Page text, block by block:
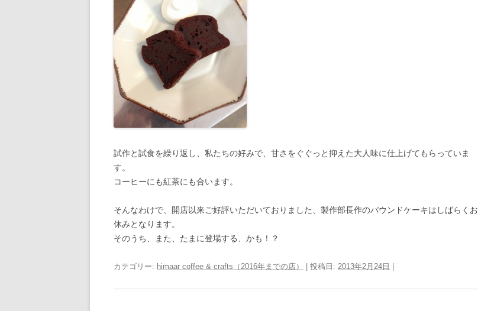
試作と試食を繰り返し、私たちの好みで、甘さをぐぐっと抑えた大人味に仕上げてもらっていま
す。
コーヒーにも紅茶にも合います。
そんなわけで、開店以来ご好評いただいておりました、製作部長作のパウンドケーキはしばらくお
休みとなります。
そのうち、また、たまに登場する、かも！？
カテゴリー: himaar coffee & crafts（2016年までの店） | 投稿日: 2013年2月24日